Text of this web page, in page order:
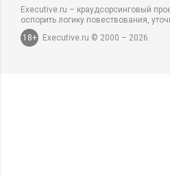
Executive.ru – краудсорсинговый
оспорить логику повествования,
18+
Executive.ru © 2000 – 2026.